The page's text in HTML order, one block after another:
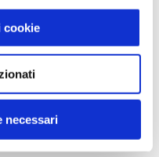
cookie
necessari
400 g